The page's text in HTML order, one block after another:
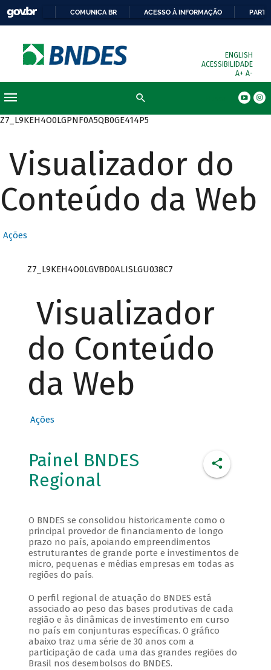
COMUNICA BR ACESSO À INFORMAÇÃO
ENGLISH
ACESSIBILIDADE
A+ A-
Z7_L9KEH4O0LGPNF0A5QB0GE414P5
Visualizador do
Conteúdo da Web
Ações
Z7_L9KEH4O0LGVBD0ALISLGU038C7
Visualizador
do Conteúdo
da Web
Ações
Painel BNDES
Regional
O BNDES se consolidou historicamente como o
principal provedor de financiamento de longo
prazo no país, apoiando empreendimentos
estruturantes de grande porte e investimentos de
micro, pequenas e médias empresas em todas as
regiões do país.
O perfil regional de atuação do BNDES está
associado ao peso das bases produtivas de cada
região e às dinâmicas de investimento em curso
no país em conjunturas específicas. O gráfico
abaixo traz uma série de 30 anos com a
participação de cada uma das grandes regiões do
Brasil nos desembolsos do BNDES.